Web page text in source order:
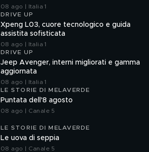
08 ago | Italia 1
DRIVE UP
Xpeng L03, cuore tecnologico e guida
assistita sofisticata
08 ago | Italia 1
DRIVE UP
Jeep Avenger, interni migliorati e gamma
aggiornata
08 ago | Italia 1
LE STORIE DI MELAVERDE
Puntata dell'8 agosto
08 ago | Canale 5
LE STORIE DI MELAVERDE
Le uova di seppia
08 ago | Canale 5